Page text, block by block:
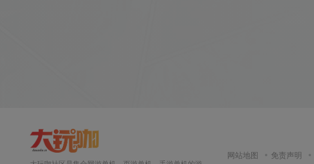
网站地图 免责声明